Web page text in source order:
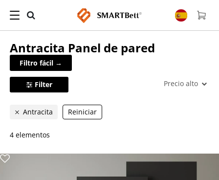
Antracita Panel de pared
Filtro fácil →
Filter Precio alto
Antracita Reiniciar
4 elementos